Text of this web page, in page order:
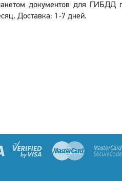
документов для ГИБДД
Доставка: 1-7 дней.